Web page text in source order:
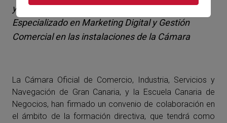
y Dirección de Empresas y el Programa
Especializado en Marketing Digital y Gestión
Comercial en las instalaciones de la Cámara
La Cámara Oficial de Comercio, Industria, Servicios y
Navegación de Gran Canaria, y la Escuela Canaria de
Negocios, han firmado un convenio de colaboración en
el ámbito de la formación directiva, que tendrá como